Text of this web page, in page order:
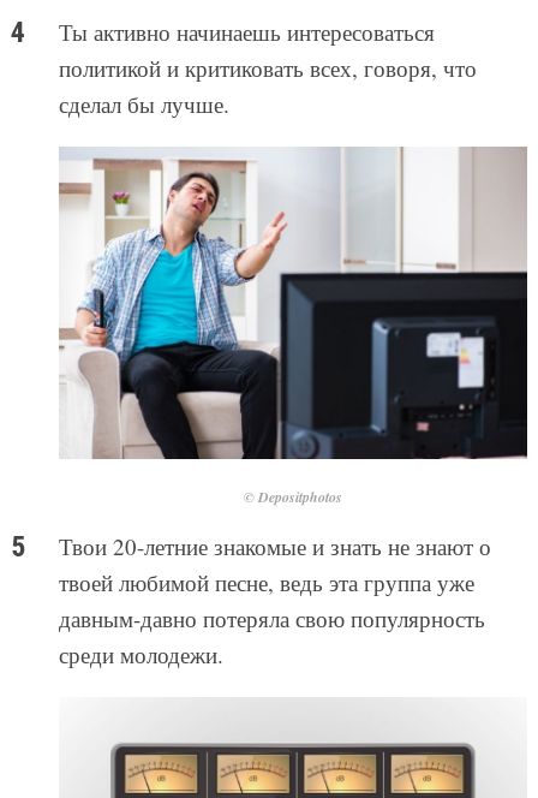
Ты активно начинаешь интересоваться
политикой и критиковать всех, говоря, что
сделал бы лучше.
© Depositphotos
Твои 20-летние знакомые и знать не знают о
твоей любимой песне, ведь эта группа уже
давным-давно потеряла свою популярность
среди молодежи.